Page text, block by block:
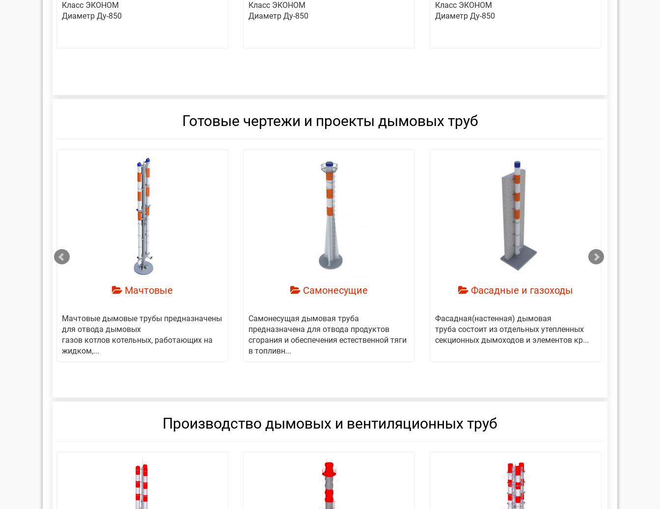
Класс ЭКОНОМ
Диаметр Ду-850
Класс ЭКОНОМ
Диаметр Ду-850
Класс ЭКОНОМ
Диаметр Ду-850
Готовые чертежи и проекты дымовых труб
Мачтовые
Мачтовые дымовые трубы предназначены
для отвода дымовых
газов котлов котельных, работающих на
жидком,...
Самонесущие
Самонесущая дымовая труба
предназначена для отвода продуктов
сгорания и обеспечения естественной тяги
в топливн...
Фасадные и газоходы
Фасадная(настенная) дымовая
труба состоит из отдельных утепленных
секционных дымоходов и элементов кр...
Производство дымовых и вентиляционных труб